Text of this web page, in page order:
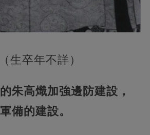
生卒年不詳）
朱高熾加強邊防建設，
備的建設。